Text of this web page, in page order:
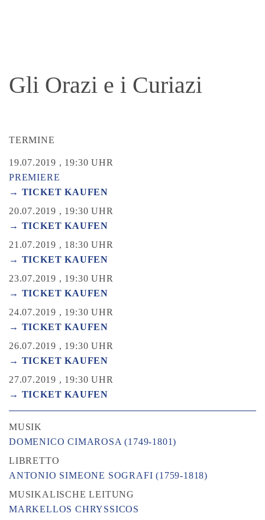
Gli Orazi e i Curiazi
TERMINE
19.07.2019 , 19:30 UHR
PREMIERE
→ TICKET KAUFEN
20.07.2019 , 19:30 UHR
→ TICKET KAUFEN
21.07.2019 , 18:30 UHR
→ TICKET KAUFEN
23.07.2019 , 19:30 UHR
→ TICKET KAUFEN
24.07.2019 , 19:30 UHR
→ TICKET KAUFEN
26.07.2019 , 19:30 UHR
→ TICKET KAUFEN
27.07.2019 , 19:30 UHR
→ TICKET KAUFEN
MUSIK
DOMENICO CIMAROSA (1749-1801)
LIBRETTO
ANTONIO SIMEONE SOGRAFI (1759-1818)
MUSIKALISCHE LEITUNG
MARKELLOS CHRYSSICOS